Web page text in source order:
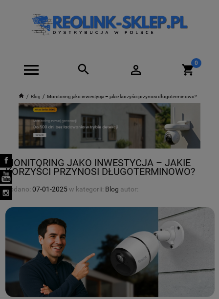
Blog Monitoring jako inwestycja – jakie korzyści przynosi długoterminowo?
MONITORING JAKO INWESTYCJA – JAKIE
KORZYŚCI PRZYNOSI DŁUGOTERMINOWO?
Dodano: 07-01-2025w kategorii: Blog autor: